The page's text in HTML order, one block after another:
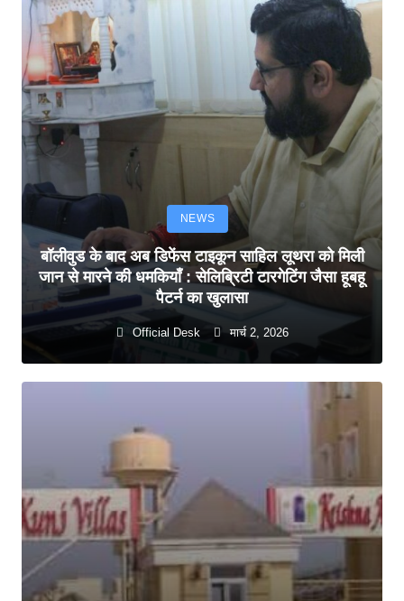
NEWS
बॉलीवुड के बाद अब डिफेंस टाइकून साहिल लूथरा को मिली
जान से मारने की धमकियाँ : सेलिब्रिटी टारगेटिंग जैसा हूबहू
पैटर्न का खुलासा
Official Desk मार्च 2, 2026